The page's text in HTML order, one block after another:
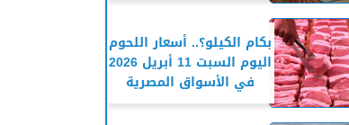
بكام الكيلو؟.. أسعار اللحوم
اليوم السبت 11 أبريل 2026
في الأسواق المصرية